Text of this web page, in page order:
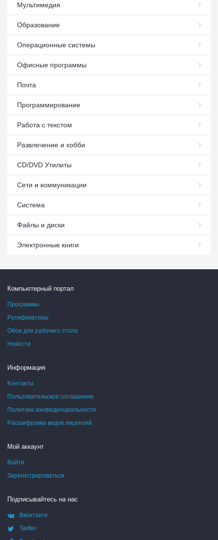
Мультимедия
Образование
Операционные системы
Офисные программы
Почта
Программирование
Работа с текстом
Развлечение и хобби
СD/DVD Утилиты
Сети и коммуникации
Система
Файлы и диски
Электронные книги
Компьютерный портал
Программы
Русификаторы
Обои для рабочего стола
Новости
Информация
Контакты
Пользовательское соглашение
Политика конфиденциальности
Расшифровка видов лицензий
Мой аккаунт
Войти
Зарегистрироваться
Подписывайтесь на нас
Вконтакте
Twitter